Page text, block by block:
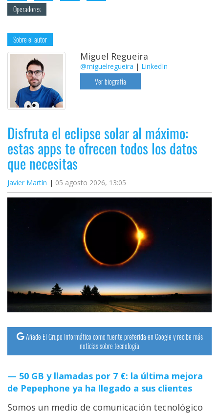
Operadores
Sobre el autor
Miguel Regueira
@miguelregueira | LinkedIn
Ver biografía
Disfruta el eclipse solar al máximo:
estas apps te ofrecen todos los datos
que necesitas
Javier Martín 05 agosto 2026, 13:05
Añade El Grupo Informático como fuente preferida en Google y recibe más
noticias sobre tecnología
50 GB y llamadas por 7 €: la última mejora
de Pepephone ya ha llegado a sus clientes
Somos un medio de comunicación tecnológico